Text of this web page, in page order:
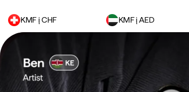
KMF į CHF KMF į AED